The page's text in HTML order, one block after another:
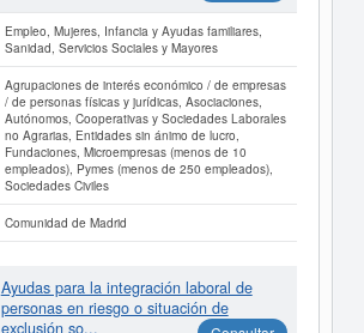
Empleo, Mujeres, Infancia y Ayudas familiares,
Sanidad, Servicios Sociales y Mayores
Agrupaciones de interés económico / de empresas
/ de personas físicas y jurídicas, Asociaciones,
Autónomos, Cooperativas y Sociedades Laborales
no Agrarias, Entidades sin ánimo de lucro,
Fundaciones, Microempresas (menos de 10
empleados), Pymes (menos de 250 empleados),
Sociedades Civiles
Comunidad de Madrid
Ayudas para la integración laboral de
personas en riesgo o situación de
exclusión so...